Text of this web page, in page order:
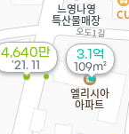
3.1억
109m²
4,640만
'21. 11